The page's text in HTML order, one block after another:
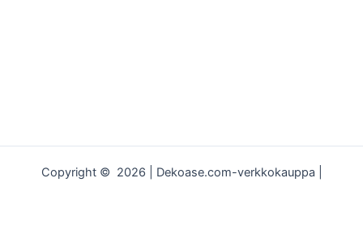
Copyright © 2026 | Dekoase.com-verkkokauppa |